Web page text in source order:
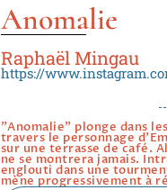
Anomalie
Raphaël Mingau
https://
"Anomalie" plonge dans
travers le personnage
sur une terrasse de café.
ne se montrera jamais.
englouti dans une
mène progressivement à